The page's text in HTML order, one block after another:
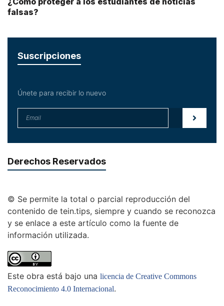
falsas?
Suscripciones
Únete para recibir lo nuevo
Derechos Reservados
© Se permite la total o parcial reproducción del
contenido de tein.tips, siempre y cuando se reconozca
y se enlace a este artículo como la fuente de
información utilizada.
Este obra está bajo una licencia de Creative Commons
Reconocimiento 4.0 Internacional.